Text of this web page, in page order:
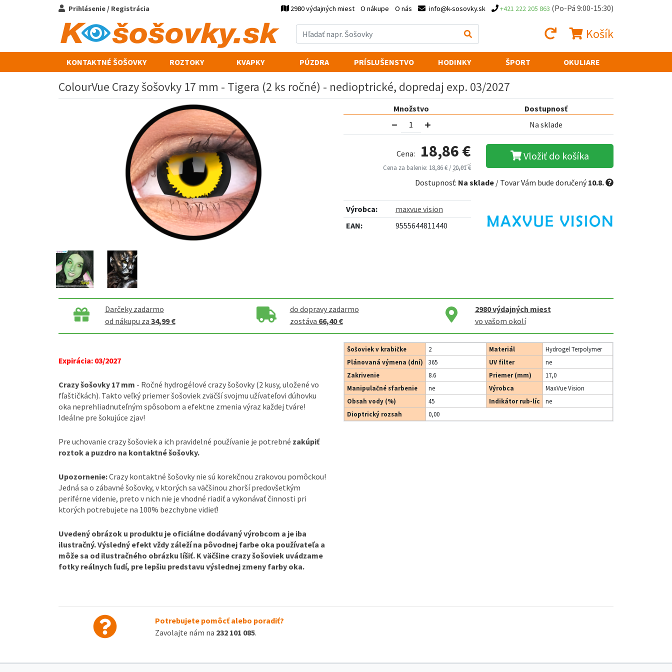
Prihlásenie / Registrácia 2980 výdajných miest O nákupe O nás info@k-sosovky.sk +421 222 205 863 (Po-Pá 9:00-15:30)
Košík
KONTAKTNÉ ŠOŠOVKY ROZTOKY KVAPKY PÚZDRA PRÍSLUŠENSTVO HODINKY ŠPORT OKULIARE
ColourVue Crazy šošovky 17 mm - Tigera (2 ks ročné) - nedioptrické, dopredaj exp. 03/2027
Množstvo
Dostupnosť
Na sklade
Cena: 18,86 €
Cena za balenie: 18,86 € /20,01 €
Vložiť do košíka
Dostupnosť: Na sklade / Tovar Vám bude doručený10.8.
Výrobca:
maxvue vision
EAN:
9555644811440
Darčeky zadarmo
od nákupu za 34,99 €
do dopravy zadarmo
zostáva 66,40 €
2980výdajných miest
vo vašom okolí
Expirácia: 03/2027
Crazy šošovky 17 mm - Ročné hydrogélové crazy šošovky (2 kusy, uložené vo
fľaštičkách). Takto veľký priemer šošoviek zväčší svojmu užívateľovi dúhovku
oka neprehliadnuteľným spôsobom a efektne zmenia výraz každej tváre!
Ideálne pre šokujúce zjav!
Pre uchovanie crazy šošoviek a ich pravidelné používanie je potrebné zakúpiť
roztok a puzdro na kontaktné šošovky.
Upozornenie:Crazy kontaktné šošovky nie sú korekčnou zrakovou pomôckou!
Jedná sa o zábavné šošovky, v ktorých sa väčšinou zhorší predovšetkým
periférne videnie, preto v nich nie je vhodné riadiť a vykonávať činnosti pri
ktorých potrebujete na 100% bezchybne vidieť!
Uvedený obrázok u produktu je oficiálne dodávaný výrobcom a je iba
ilustračný. Výsledný efekt vždy záleží na pôvodnej farbe oka používateľa a
môže sa od ilustračného obrázku líšiť. K väčšine crazy šošoviek uvádzame
fotky reálnych ľudí, pre lepšiu predstavu výslednej zmeny farby oka.
Šošoviek v krabičke 2 Materiál
Hydrogel Terpolymer
Plánovaná výmena (dní)
365 UV filter
ne
Zakrivenie
8.6 Priemer (mm)
17,0
Manipulačné sfarbenie
ne Výrobca
MaxVue Vision
Obsah vody (%)
45 Indikátor rub-líc
ne
Dioptrický rozsah
0,00
Potrebujete pomôcť alebo poradiť?
Zavolajte nám na 232 101 085.